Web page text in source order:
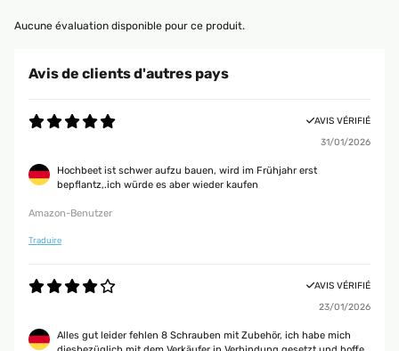
Aucune évaluation disponible pour ce produit.
Avis de clients d'autres pays
AVIS VÉRIFIÉ
31/01/2026
Hochbeet ist schwer aufzu bauen, wird im Frühjahr erst
bepflantz,.ich würde es aber wieder kaufen
Amazon-Benutzer
Traduire
AVIS VÉRIFIÉ
23/01/2026
Alles gut leider fehlen 8 Schrauben mit Zubehör, ich habe mich